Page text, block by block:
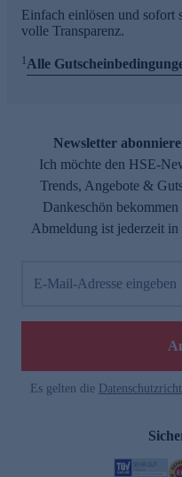
Einfach einlösen und sofort
volle Transparenz.
1Alle
Newsletter
Ich möchte den HSE-
Trends, Angebote &
Dankeschön
Abmeldung ist jederzeit
E-Mail-Adresse eingeben
Es gelten die